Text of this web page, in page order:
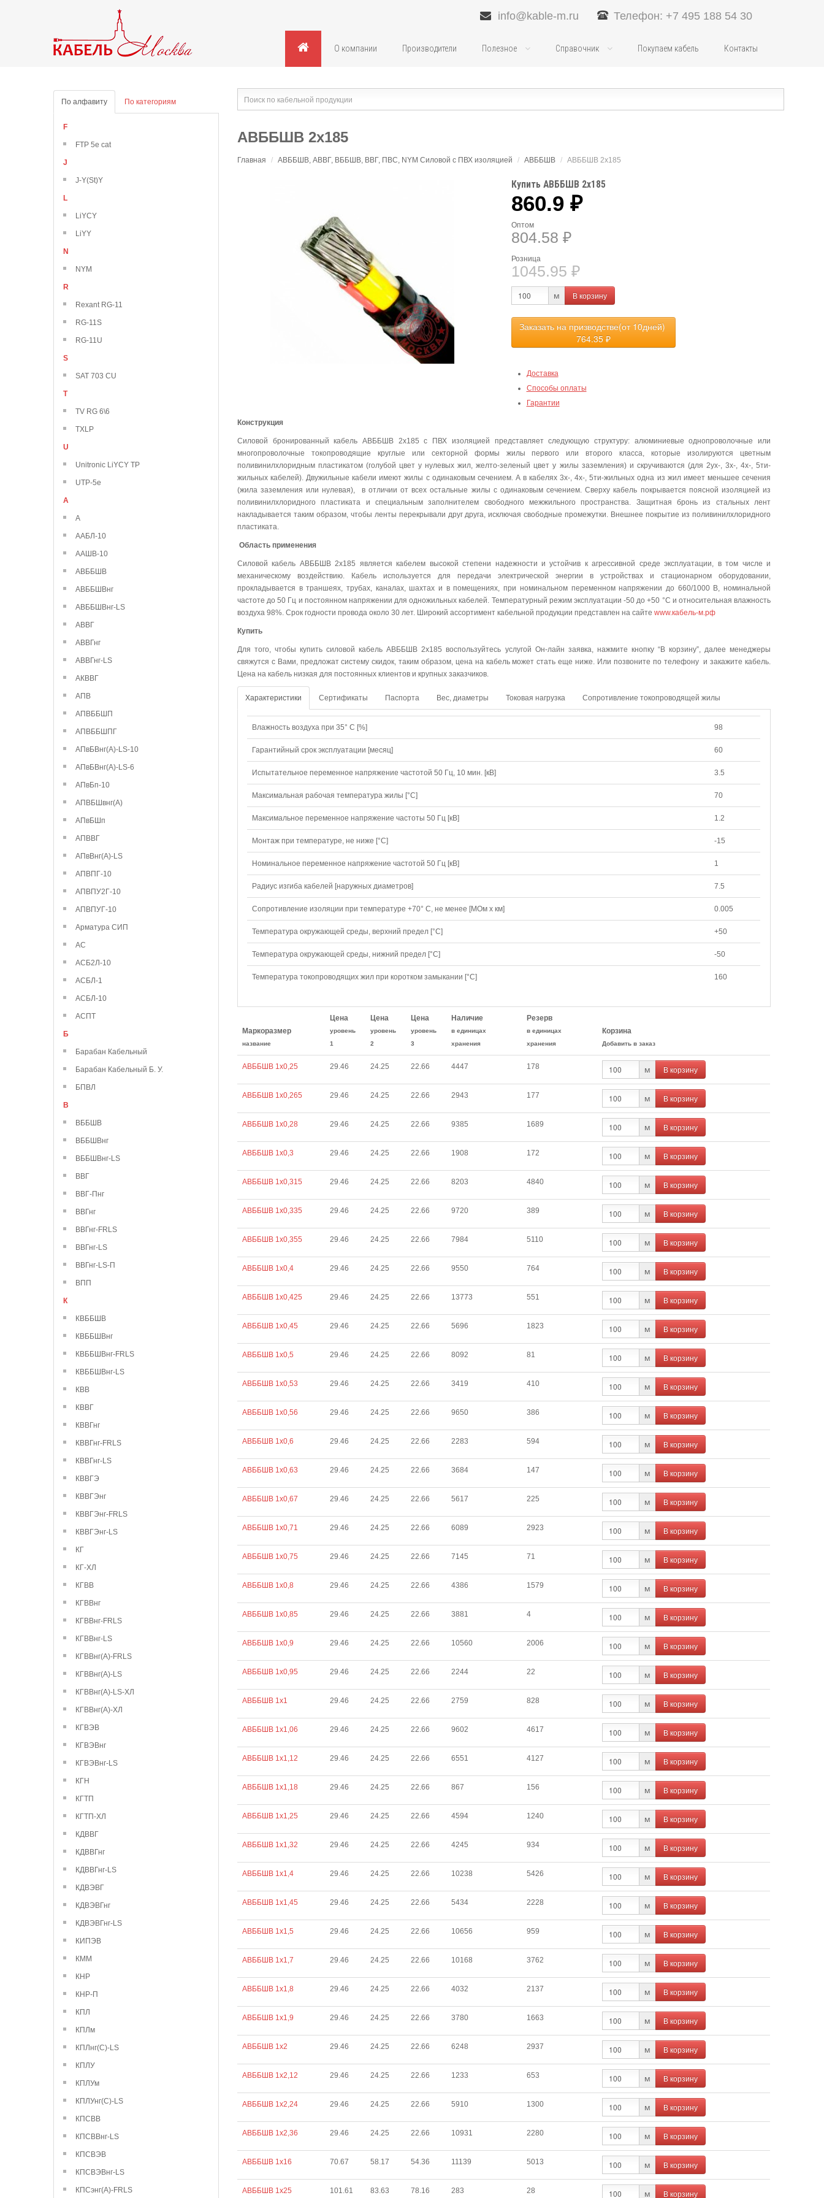
info@kable-m.ru Телефон: +7 495 188 54 30
О компании Производители Полезное Справочник Покупаем кабель Контакты
По алфавиту По категориям
F
FTP 5e cat
J
J-Y(St)Y
L
LiYCY
LiYY
N
NYM
R
Rexant RG-11
RG-11S
RG-11U
S
SAT 703 CU
T
TV RG 6\6
TXLP
U
Unitronic LiYCY TP
UTP-5e
А
А
ААБЛ-10
ААШВ-10
АВББШВ
АВББШВнг
АВББШВнг-LS
АВВГ
АВВГнг
АВВГнг-LS
АКВВГ
АПВ
АПВББШП
АПВББШПГ
АПвБВнг(А)-LS-10
АПвБВнг(А)-LS-6
АПвБп-10
АПВБШвнг(А)
АПвБШп
АПВВГ
АПвВнг(А)-LS
АПВПГ-10
АПВПУ2Г-10
АПВПУГ-10
Арматура СИП
АС
АСБ2Л-10
АСБЛ-1
АСБЛ-10
АСПТ
Б
Барабан Кабельный
Барабан Кабельный Б. У.
БПВЛ
В
ВББШВ
ВББШВнг
ВББШВнг-LS
ВВГ
ВВГ-Пнг
ВВГнг
ВВГнг-FRLS
ВВГнг-LS
ВВГнг-LS-П
ВПП
К
КВББШВ
КВББШВнг
КВББШВнг-FRLS
КВББШВнг-LS
КВВ
КВВГ
КВВГнг
КВВГнг-FRLS
КВВГнг-LS
КВВГЭ
КВВГЭнг
КВВГЭнг-FRLS
КВВГЭнг-LS
КГ
КГ-ХЛ
КГВВ
КГВВнг
КГВВнг-FRLS
КГВВнг-LS
КГВВнг(А)-FRLS
КГВВнг(А)-LS
КГВВнг(А)-LS-ХЛ
КГВВнг(А)-ХЛ
КГВЭВ
КГВЭВнг
КГВЭВнг-LS
КГН
КГТП
КГТП-ХЛ
КДВВГ
КДВВГнг
КДВВГнг-LS
КДВЭВГ
КДВЭВГнг
КДВЭВГнг-LS
КИПЭВ
КММ
КНР
КНР-П
КПЛ
КПЛм
КПЛнг(С)-LS
КПЛУ
КПЛУм
КПЛУнг(С)-LS
КПСВВ
КПСВВнг-LS
КПСВЭВ
КПСВЭВнг-LS
КПСэнг(А)-FRLS
АВББШВ 2х185
Главная / АВББШВ, АВВГ, ВББШВ, ВВГ, ПВС, NYM Силовой с ПВХ изоляцией / АВББШВ / АВББШВ 2х185
Купить АВББШВ 2х185
860.9 ₽
Оптом
804.58 ₽
Розница
1045.95 ₽
м В корзину
Заказать на призводстве(от 10дней)
764.35 ₽
Доставка
Способы оплаты
Гарантии
Конструкция
Силовой бронированный кабель АВББШВ 2х185 с ПВХ изоляцией представляет следующую структуру: алюминиевые однопроволочные или
многопроволочные токопроводящие круглые или секторной формы жилы первого или второго класса, которые изолируются цветным
поливинилхлоридным пластикатом (голубой цвет у нулевых жил, желто-зеленый цвет у жилы заземления) и скручиваются (для 2ух-, 3х-, 4х-, 5ти-
жильных кабелей). Двужильные кабели имеют жилы с одинаковым сечением. А в кабелях 3х-, 4х-, 5ти-жильных одна из жил имеет меньшее сечения
(жила заземления или нулевая), в отличии от всех остальные жилы с одинаковым сечением. Сверху кабель покрывается поясной изоляцией из
поливинилхлоридного пластиката и специальным заполнителем свободного межжильного пространства. Защитная бронь из стальных лент
накладывается таким образом, чтобы ленты перекрывали друг друга, исключая свободные промежутки. Внешнее покрытие из поливинилхлоридного
пластиката.
Область применения
Силовой кабель АВББШВ 2х185 является кабелем высокой степени надежности и устойчив к агрессивной среде эксплуатации, в том числе и
механическому воздействию. Кабель используется для передачи электрической энергии в устройствах и стационарном оборудовании,
прокладывается в траншеях, трубах, каналах, шахтах и в помещениях, при номинальном переменном напряжении до 660/1000 В, номинальной
частоте до 50 Гц и постоянном напряжении для одножильных кабелей. Температурный режим эксплуатации -50 до +50 °C и относительная влажность
воздуха 98%. Срок годности провода около 30 лет. Широкий ассортимент кабельной продукции представлен на сайте www.кабель-м.рф
Купить
Для того, чтобы купить силовой кабель АВББШВ 2х185 воспользуйтесь услугой Он-лайн заявка, нажмите кнопку “В корзину”, далее менеджеры
свяжутся с Вами, предложат систему скидок, таким образом, цена на кабель может стать еще ниже. Или позвоните по телефону и закажите кабель.
Цена на кабель низкая для постоянных клиентов и крупных заказчиков.
Характеристики Сертификаты Паспорта Вес, диаметры Токовая нагрузка Сопротивление токопроводящей жилы
Влажность воздуха при 35° C [%] 98
Гарантийный срок эксплуатации [месяц] 60
Испытательное переменное напряжение частотой 50 Гц, 10 мин. [кВ] 3.5
Максимальная рабочая температура жилы [°С] 70
Максимальное переменное напряжение частоты 50 Гц [кВ] 1.2
Монтаж при температуре, не ниже [°C] -15
Номинальное переменное напряжение частотой 50 Гц [кВ] 1
Радиус изгиба кабелей [наружных диаметров] 7.5
Сопротивление изоляции при температуре +70° С, не менее [МОм х км] 0.005
Температура окружающей среды, верхний предел [°C] +50
Температура окружающей среды, нижний предел [°C] -50
Температура токопроводящих жил при коротком замыкании [°С] 160
Маркоразмер
название
Цена
уровень
1
Цена
уровень
2
Цена
уровень
3
Наличие
в единицах
хранения
Резерв
в единицах
хранения
Корзина
Добавить в заказ
АВББШВ 1х0,25 29.46 24.25 22.66 4447 178 м В корзину
АВББШВ 1х0,265 29.46 24.25 22.66 2943 177 м В корзину
АВББШВ 1х0,28 29.46 24.25 22.66 9385 1689 м В корзину
АВББШВ 1х0,3 29.46 24.25 22.66 1908 172 м В корзину
АВББШВ 1х0,315 29.46 24.25 22.66 8203 4840 м В корзину
АВББШВ 1х0,335 29.46 24.25 22.66 9720 389 м В корзину
АВББШВ 1х0,355 29.46 24.25 22.66 7984 5110 м В корзину
АВББШВ 1х0,4 29.46 24.25 22.66 9550 764 м В корзину
АВББШВ 1х0,425 29.46 24.25 22.66 13773 551 м В корзину
АВББШВ 1х0,45 29.46 24.25 22.66 5696 1823 м В корзину
АВББШВ 1х0,5 29.46 24.25 22.66 8092 81 м В корзину
АВББШВ 1х0,53 29.46 24.25 22.66 3419 410 м В корзину
АВББШВ 1х0,56 29.46 24.25 22.66 9650 386 м В корзину
АВББШВ 1х0,6 29.46 24.25 22.66 2283 594 м В корзину
АВББШВ 1х0,63 29.46 24.25 22.66 3684 147 м В корзину
АВББШВ 1х0,67 29.46 24.25 22.66 5617 225 м В корзину
АВББШВ 1х0,71 29.46 24.25 22.66 6089 2923 м В корзину
АВББШВ 1х0,75 29.46 24.25 22.66 7145 71 м В корзину
АВББШВ 1х0,8 29.46 24.25 22.66 4386 1579 м В корзину
АВББШВ 1х0,85 29.46 24.25 22.66 3881 4 м В корзину
АВББШВ 1х0,9 29.46 24.25 22.66 10560 2006 м В корзину
АВББШВ 1х0,95 29.46 24.25 22.66 2244 22 м В корзину
АВББШВ 1х1 29.46 24.25 22.66 2759 828 м В корзину
АВББШВ 1х1,06 29.46 24.25 22.66 9602 4617 м В корзину
АВББШВ 1х1,12 29.46 24.25 22.66 6551 4127 м В корзину
АВББШВ 1х1,18 29.46 24.25 22.66 867 156 м В корзину
АВББШВ 1х1,25 29.46 24.25 22.66 4594 1240 м В корзину
АВББШВ 1х1,32 29.46 24.25 22.66 4245 934 м В корзину
АВББШВ 1х1,4 29.46 24.25 22.66 10238 5426 м В корзину
АВББШВ 1х1,45 29.46 24.25 22.66 5434 2228 м В корзину
АВББШВ 1х1,5 29.46 24.25 22.66 10656 959 м В корзину
АВББШВ 1х1,7 29.46 24.25 22.66 10168 3762 м В корзину
АВББШВ 1х1,8 29.46 24.25 22.66 4032 2137 м В корзину
АВББШВ 1х1,9 29.46 24.25 22.66 3780 1663 м В корзину
АВББШВ 1х2 29.46 24.25 22.66 6248 2937 м В корзину
АВББШВ 1х2,12 29.46 24.25 22.66 1233 653 м В корзину
АВББШВ 1х2,24 29.46 24.25 22.66 5910 1300 м В корзину
АВББШВ 1х2,36 29.46 24.25 22.66 10931 2280 м В корзину
АВББШВ 1х16 70.67 58.17 54.36 11139 5013 м В корзину
АВББШВ 1х25 101.61 83.63 78.16 283 28 м В корзину